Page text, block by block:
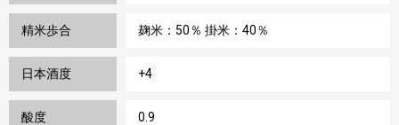
精米歩合 麹米：50％ 掛米：40％
日本酒度 +4
酸度 0.9